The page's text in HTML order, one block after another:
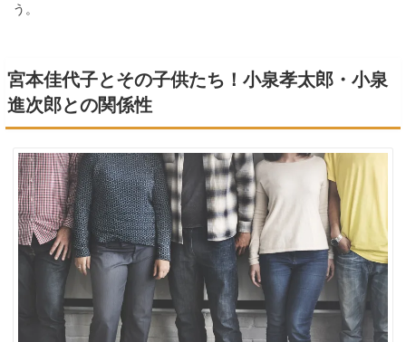
う。
宮本佳代子とその子供たち！小泉孝太郎・小泉
進次郎との関係性